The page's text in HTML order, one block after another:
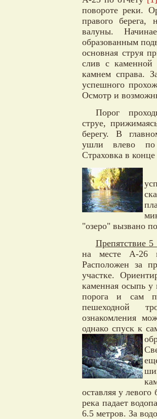
повороте реки.
правого берега,
валуны.
образованным
основная струя
слив с каменной
камнем справа.
успешного
Осмотр и
Порог
струе,
берегу. В
ушли влево по
Страховка в
"озеро" вызвано
Препятствие
на месте А-26
Расположен за
участке.
каменная осыпь у
порога и сам
пешеходной
ознакомления
однако спуск к
оставляя у
река падает
6.5 метров. За